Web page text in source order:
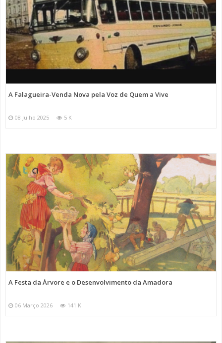
A Falagueira-Venda Nova pela Voz de Quem a Vive
08 Julho 2025 5 K
A Festa da Árvore e o Desenvolvimento da Amadora
06 Março 2026 141 K